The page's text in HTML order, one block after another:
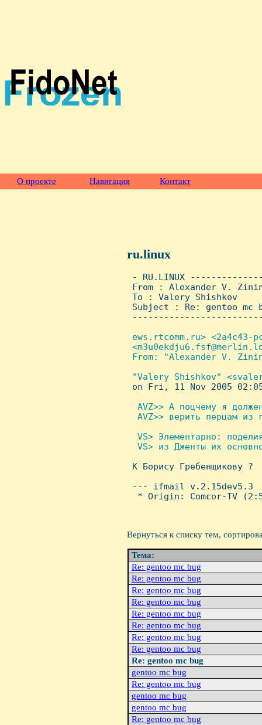
О проекте Навигация Контакт
ru.linux
- RU.LINUX
From : Alexander V.
To : Valery Shishkov
Subject : Re: gentoo mc
ews.rtcomm.ru> <2a4c43-
From: "Alexander V.
"Valery Shishkov"
on Fri, 11 Nov 2005
AVZ>> А поцчему я
AVZ>> верить перцам из
VS> Элементарно:
VS> из Дженты их
К Борису Гребенщикову ?
--- ifmail v.2.15dev5.3
* Origin: Comcor-TV
Вернуться к списку тем,
Тема:
Re: gentoo mc bug
Re: gentoo mc bug
Re: gentoo mc bug
Re: gentoo mc bug
Re: gentoo mc bug
Re: gentoo mc bug
Re: gentoo mc bug
Re: gentoo mc bug
Re: gentoo mc bug
gentoo mc bug
Re: gentoo mc bug
gentoo mc bug
gentoo mc bug
Re: gentoo mc bug